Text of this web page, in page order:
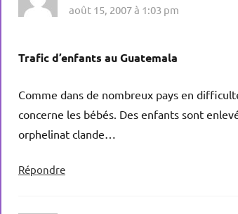
août 15, 2007 à 1:03 pm
Trafic d’enfants au Guatemala
Comme dans de nombreux pays en
concerne les bébés. Des enfants sont
orphelinat clande…
Répondre